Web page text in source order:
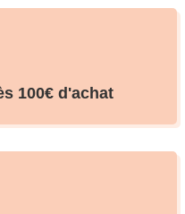
100€ d'achat